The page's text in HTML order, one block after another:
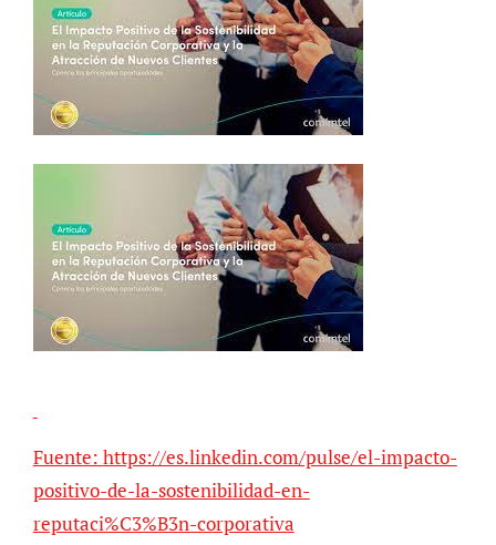
Fuente: https://es.linkedin.com/pulse/el-impacto-
positivo-de-la-sostenibilidad-en-
reputaci%C3%B3n-corporativa